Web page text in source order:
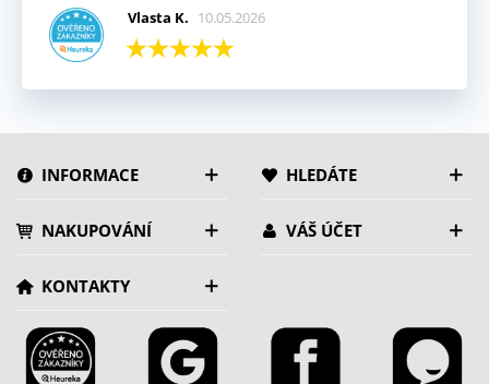
Vlasta K. 10.05.2026
INFORMACE HLEDÁTE
NAKUPOVÁNÍ VÁŠ ÚČET
KONTAKTY